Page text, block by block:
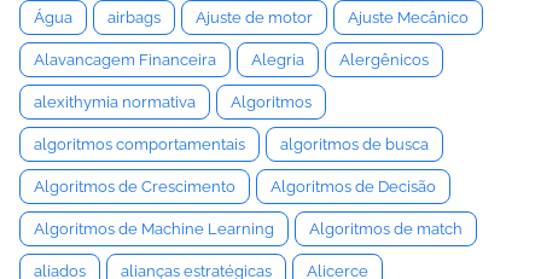
Água airbags Ajuste de motor Ajuste Mecânico
Alavancagem Financeira Alegria Alergênicos
alexithymia normativa Algoritmos
algoritmos comportamentais algoritmos de busca
Algoritmos de Crescimento Algoritmos de Decisão
Algoritmos de Machine Learning Algoritmos de match
aliados alianças estratégicas Alicerce